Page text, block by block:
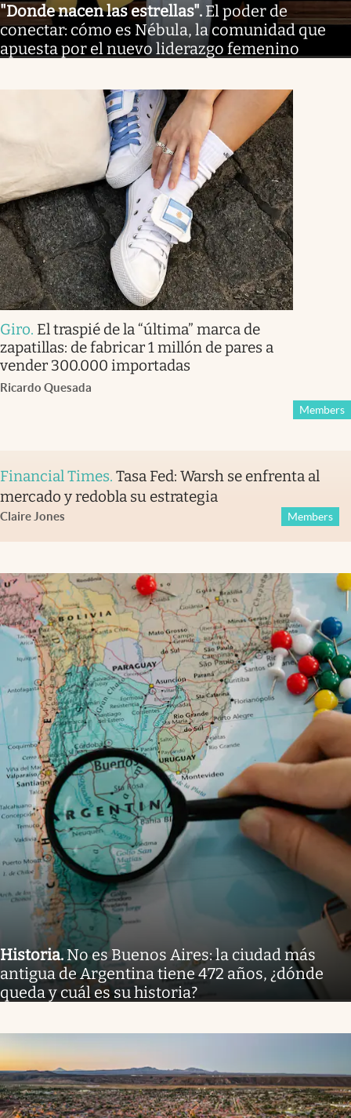
"Donde nacen las estrellas". El poder de
conectar: cómo es Nébula, la comunidad que
apuesta por el nuevo liderazgo femenino
Giro. El traspié de la “última” marca de
zapatillas: de fabricar 1 millón de pares a
vender 300.000 importadas
Ricardo Quesada
Members
Financial Times. Tasa Fed: Warsh se enfrenta al
mercado y redobla su estrategia
Claire Jones Members
Historia. No es Buenos Aires: la ciudad más
antigua de Argentina tiene 472 años, ¿dónde
queda y cuál es su historia?